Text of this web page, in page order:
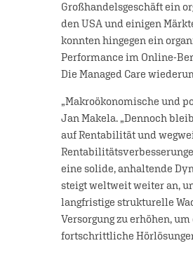
Großhandelsgeschäft ein
den USA und einigen
konnten hingegen ein
Performance im Online-
Die Managed Care
„Makroökonomische und
Jan Makela. „Dennoch
auf Rentabilität und
eine solide, anhaltende
steigt weltweit weiter an,
langfristige strukturelle
Versorgung zu erhöhen,
fortschrittliche